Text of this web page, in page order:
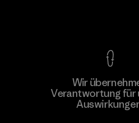
Wir
Verantwortung für